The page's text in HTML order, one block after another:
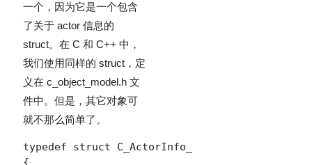
一个，因为它是一个包含
了关于 actor 信息的
struct。在 C 和 C++ 中，
我们使用同样的 struct，定
义在 c_object_model.h 文
件中。但是，其它对象可
就不那么简单了。
typedef struct C_ActorInfo_